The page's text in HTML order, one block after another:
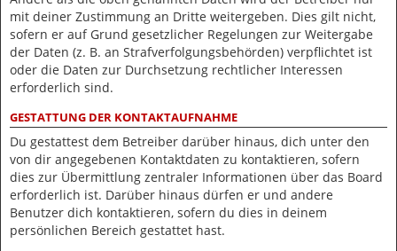
mit deiner Zustimmung an Dritte weitergeben. Dies gilt nicht,
sofern er auf Grund gesetzlicher Regelungen zur Weitergabe
der Daten (z. B. an Strafverfolgungsbehörden) verpflichtet ist
oder die Daten zur Durchsetzung rechtlicher Interessen
erforderlich sind.
GESTATTUNG DER KONTAKTAUFNAHME
Du gestattest dem Betreiber darüber hinaus, dich unter den
von dir angegebenen Kontaktdaten zu kontaktieren, sofern
dies zur Übermittlung zentraler Informationen über das Board
erforderlich ist. Darüber hinaus dürfen er und andere
Benutzer dich kontaktieren, sofern du dies in deinem
persönlichen Bereich gestattet hast.